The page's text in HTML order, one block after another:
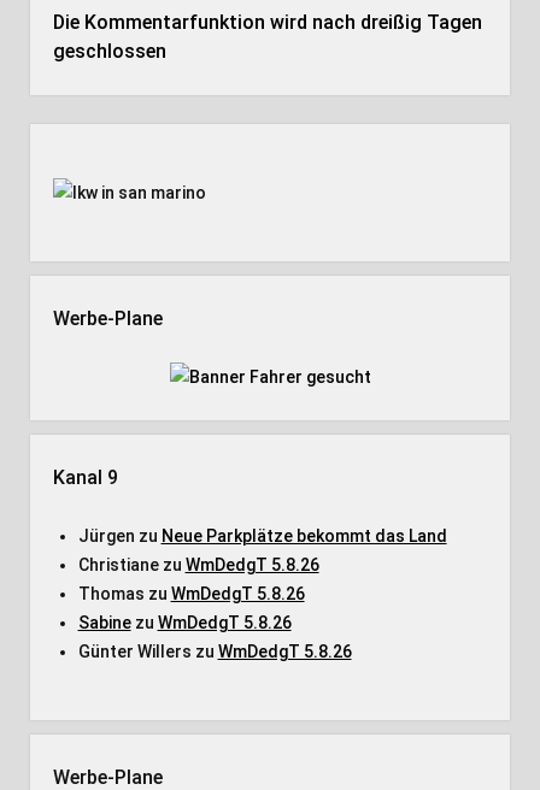
Die Kommentarfunktion wird nach dreißig Tagen
geschlossen
Werbe-Plane
Kanal 9
Jürgen zu Neue Parkplätze bekommt das Land
Christianezu WmDedgT 5.8.26
Thomas zu WmDedgT 5.8.26
Sabinezu WmDedgT 5.8.26
Günter Willers zu WmDedgT 5.8.26
Werbe-Plane